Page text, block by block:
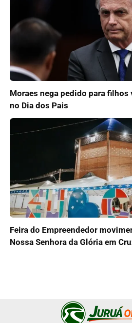
Moraes nega pedido para
no Dia dos Pais
Feira do Empreendedor
Nossa Senhora da Glória em